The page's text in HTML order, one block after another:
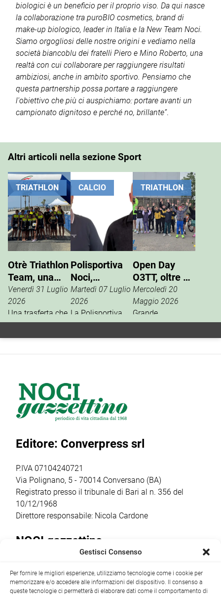
biologici è un beneficio per il proprio viso. Da qui nasce
la collaborazione tra puroBIO cosmetics, brand di
make-up biologico, leader in Italia e la New Team Noci.
Siamo orgogliosi delle nostre origini e vediamo nella
società biancoblu dei fratelli Piero e Mino Roberto, una
realtà con cui collaborare per raggiungere risultati
ambiziosi, anche in ambito sportivo. Pensiamo che
questa partnership possa portare a raggiungere
l'obiettivo che più ci auspichiamo: portare avanti un
campionato dignitoso e perché no, brillante”.
Altri articoli nella sezione Sport
TRIATHLON
Otrè Triathlon
Team, una
giornata di
sport, tifo e
condivisione
Venerdì 31 Luglio
2026
Una trasferta che
va ben oltre i
risultati
una splendida
giornata di sport
all’Aquathlon di
Paola,
ancora una volta
punto […]
CALCIO
Polisportiva
Noci,
Giuseppe
Pinto nuovo
presidente
Martedì 07 Luglio
2026
La Polisportiva
Noci apre una
nuova fase della
dell’assetto
societario e
l’insediamento
del nuovo
che guiderà il
stagione sportiva
2026/2027 […]
TRIATHLON
Open Day
O3TT, oltre 50
bambini al
Foro Boario
Mercoledì 20
Maggio 2026
Grande
partecipazione,
domenica 17
bambini dai 5
Editore: Converpress srl
P.IVA 07104240721
Via Polignano, 5 - 70014 Conversano (BA)
Registrato presso il tribunale di Bari al n. 356 del
10/12/1968
Direttore responsabile: Nicola Cardone
NOCI gazzettino
+39 080 4979274|info@nocigazzettino.it Contatti|
Archivio
Gestisci Consenso
Per fornire le migliori esperienze, utilizziamo tecnologie come i cookie per
memorizzare e/o accedere alle informazioni del dispositivo. Il consenso a
queste tecnologie ci permetterà di elaborare dati come il comportamento di